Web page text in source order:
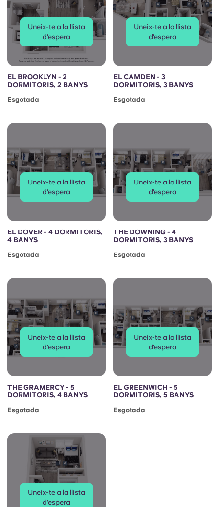
Uneix-te a la llista
d'espera
EL BROOKLYN - 2
DORMITORIS, 2 BANYS
Esgotada
Uneix-te a la llista
d'espera
EL CAMDEN - 3
DORMITORIS, 3 BANYS
Esgotada
Uneix-te a la llista
d'espera
EL DOVER - 4 DORMITORIS,
4 BANYS
Esgotada
Uneix-te a la llista
d'espera
THE DOWNING - 4
DORMITORIS, 3 BANYS
Esgotada
Uneix-te a la llista
d'espera
THE GRAMERCY - 5
DORMITORIS, 4 BANYS
Esgotada
Uneix-te a la llista
d'espera
EL GREENWICH - 5
DORMITORIS, 5 BANYS
Esgotada
Uneix-te a la llista
d'espera